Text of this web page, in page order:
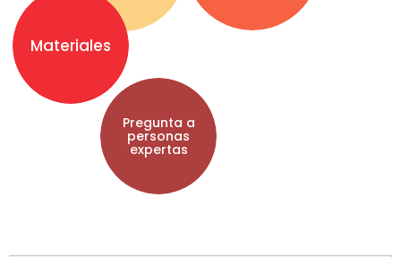
Materiales
Pregunta a
personas
expertas